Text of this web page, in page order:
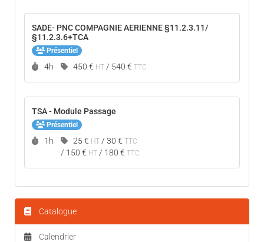
SADE- PNC COMPAGNIE AERIENNE §11.2.3.11/
§11.2.3.6+TCA
Présentiel
Durée :
4h 450 € HT / 540 € TTC
TSA - Module Passage
Présentiel
Durée :
1h Prix :
25 € HT / 30 € TTC
/ 150 € HT / 180 € TTC
Catalogue
Calendrier